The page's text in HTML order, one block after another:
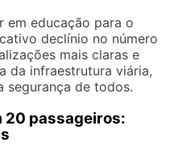
em educação para o
declínio no número
mais claras e
da infraestrutura viária,
segurança de todos.
20 passageiros: